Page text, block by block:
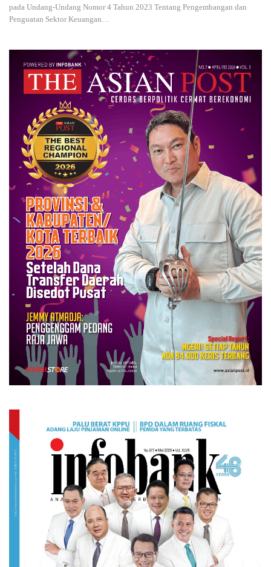
pada Undang-Undang Nomor 4 Tahun 2023 Tentang Pengembangan dan
Penguatan Sektor Keuangan